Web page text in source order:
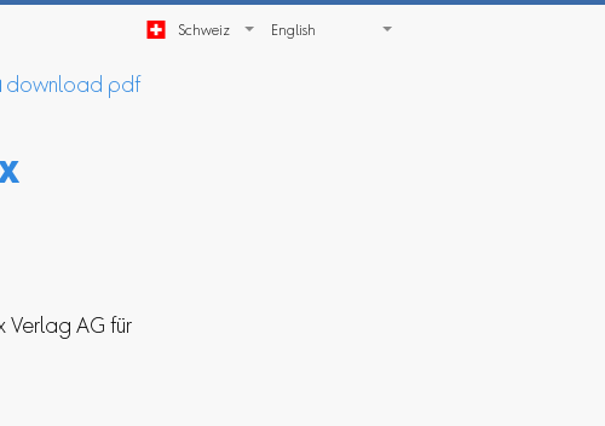
Schweiz
download pdf
Verlag AG für